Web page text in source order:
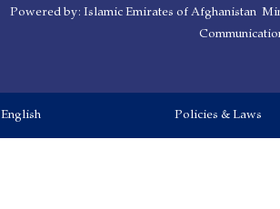
Powered by: Islamic Emirates of Afghanistan
Policies & Laws
English